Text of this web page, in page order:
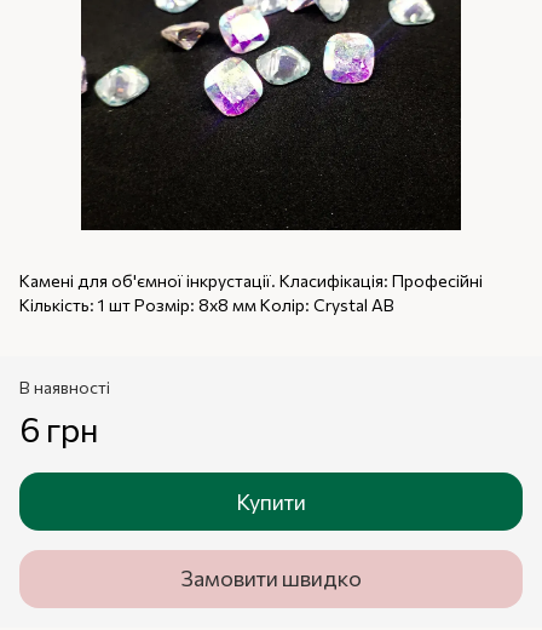
Камені для об'ємної інкрустації. Класифікація: Професійні
Кількість: 1 шт Розмір: 8х8 мм Колір: Crystal AB
В наявності
6 грн
Купити
Замовити швидко